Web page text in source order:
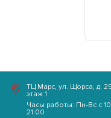
+7 (343) 200-07-
ТЦ Марс, ул. Щорса, д.
этаж 1
Часы работы: Пн-Вс с
21:00